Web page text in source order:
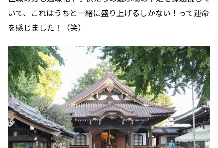
いて、これはうちと一緒に盛り上げるしかない！って運命
を感じました！（笑）